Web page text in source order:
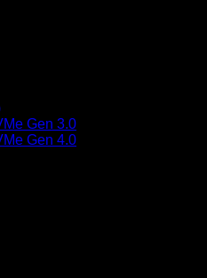
Gen 3.0
Gen 4.0